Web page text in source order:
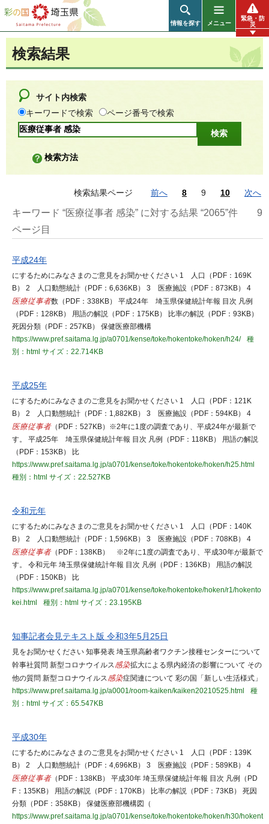
彩の国 埼玉県
情報を探す メニュー
緊急・防
災
検索結果
サイト内検索
キーワードで検索
ページ番号で検索
検索方法
検索結果ページ 前へ 8 9 10 次へ
キーワード “医療従事者 感染” に対する結果 “2065”件
9
ページ目
平成24年
にするためにみなさまのご意見をお聞かせください 1 人口（PDF：169K
B） 2 人口動態統計（PDF：6,636KB） 3 医療施設（PDF：873KB） 4
医療従事者数（PDF：338KB） 平成24年 埼玉県保健統計年報 目次 凡例
（PDF：128KB） 用語の解説（PDF：175KB） 比率の解説（PDF：93KB）
死因分類（PDF：257KB） 保健医療部機構
https://www.pref.saitama.lg.jp/a0701/kense/toke/hokentoke/hoken/h24/
種
別：html サイズ：22.714KB
平成25年
にするためにみなさまのご意見をお聞かせください 1 人口（PDF：121K
B） 2 人口動態統計（PDF：1,882KB） 3 医療施設（PDF：594KB） 4
医療従事者（PDF：527KB）※2年に1度の調査であり、平成24年が最新で
す。 平成25年 埼玉県保健統計年報 目次 凡例（PDF：118KB） 用語の解説
（PDF：153KB） 比
https://www.pref.saitama.lg.jp/a0701/kense/toke/hokentoke/hoken/h25.html
種別：html サイズ：22.527KB
令和元年
にするためにみなさまのご意見をお聞かせください 1 人口（PDF：140K
B） 2 人口動態統計（PDF：1,596KB） 3 医療施設（PDF：708KB） 4
医療従事者（PDF：138KB） ※2年に1度の調査であり、平成30年が最新で
す。 令和元年 埼玉県保健統計年報 目次 凡例（PDF：136KB） 用語の解説
（PDF：150KB） 比
https://www.pref.saitama.lg.jp/a0701/kense/toke/hokentoke/hoken/r1/hokento
kei.html
種別：html サイズ：23.195KB
知事記者会見テキスト版 令和3年5月25日
見をお聞かせください 知事発表 埼玉県高齢者ワクチン接種センターについて
幹事社質問 新型コロナウイルス感染拡大による県内経済の影響について その
他の質問 新型コロナウイルス感染症関連について 彩の国「新しい生活様式」
https://www.pref.saitama.lg.jp/a0001/room-kaiken/kaiken20210525.html
種
別：html サイズ：65.547KB
平成30年
にするためにみなさまのご意見をお聞かせください 1 人口（PDF：139K
B） 2 人口動態統計（PDF：4,696KB） 3 医療施設（PDF：589KB） 4
医療従事者（PDF：138KB） 平成30年 埼玉県保健統計年報 目次 凡例（PD
F：135KB） 用語の解説（PDF：170KB） 比率の解説（PDF：73KB） 死因
分類（PDF：358KB） 保健医療部機構図（
https://www.pref.saitama.lg.jp/a0701/kense/toke/hokentoke/hoken/h30/hokent